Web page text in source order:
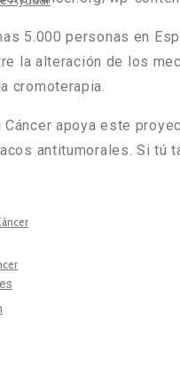
5.000 personas en
la alteración de los
cromoterapia.
Cáncer apoya este
antitumorales. Si tú